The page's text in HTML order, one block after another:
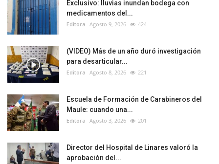
Exclusivo: lluvias inundan bodega con
medicamentos del...
Editora Agosto 9, 2026 424
(VIDEO) Más de un año duró investigación
para desarticular...
Editora Agosto 8, 2026 221
Escuela de Formación de Carabineros del
Maule: cuando una...
Editora Agosto 3, 2026 201
Director del Hospital de Linares valoró la
aprobación del...